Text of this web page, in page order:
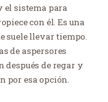
el sistema para
con él. Es una
suele llevar tiempo.
de aspersores
después de regar y
por esa opción.